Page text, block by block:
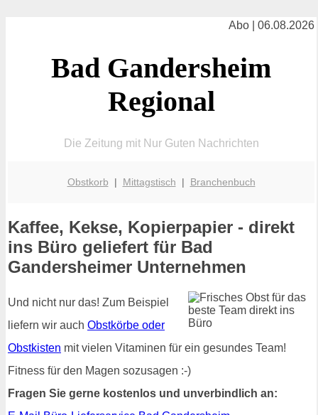
Abo | 06.08.2026
Bad Gandersheim
Regional
Die Zeitung mit Nur Guten Nachrichten
Obstkorb | Mittagstisch | Branchenbuch
Kaffee, Kekse, Kopierpapier - direkt
ins Büro geliefert für Bad
Gandersheimer Unternehmen
Und nicht nur das! Zum Beispiel
liefern wir auch Obstkörbe oder
Obstkisten mit vielen Vitaminen für ein gesundes Team!
Fitness für den Magen sozusagen :-)
Fragen Sie gerne kostenlos und unverbindlich an: